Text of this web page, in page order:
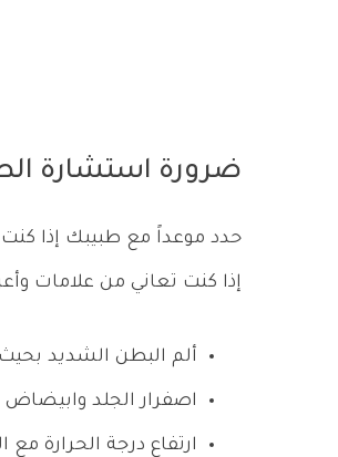
ضرورة استشارة
حدد موعداً مع طبيبك إذا
إذا كنت تعاني من علامات
ألم البطن الشديد
اصفرار الجلد وابيضاض
ارتفاع درجة الحرارة